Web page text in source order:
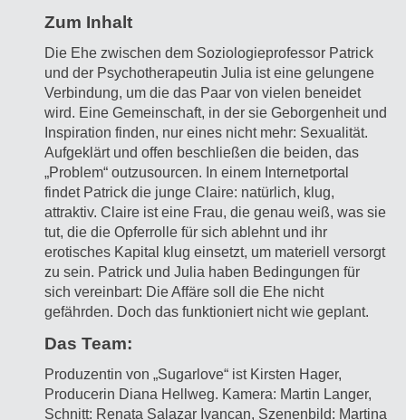
Zum Inhalt
Die Ehe zwischen dem Soziologieprofessor Patrick
und der Psychotherapeutin Julia ist eine gelungene
Verbindung, um die das Paar von vielen beneidet
wird. Eine Gemeinschaft, in der sie Geborgenheit und
Inspiration finden, nur eines nicht mehr: Sexualität.
Aufgeklärt und offen beschließen die beiden, das
„Problem“ outzusourcen. In einem Internetportal
findet Patrick die junge Claire: natürlich, klug,
attraktiv. Claire ist eine Frau, die genau weiß, was sie
tut, die die Opferrolle für sich ablehnt und ihr
erotisches Kapital klug einsetzt, um materiell versorgt
zu sein. Patrick und Julia haben Bedingungen für
sich vereinbart: Die Affäre soll die Ehe nicht
gefährden. Doch das funktioniert nicht wie geplant.
Das Team:
Produzentin von „Sugarlove“ ist Kirsten Hager,
Producerin Diana Hellweg. Kamera: Martin Langer,
Schnitt: Renata Salazar Ivancan, Szenenbild: Martina